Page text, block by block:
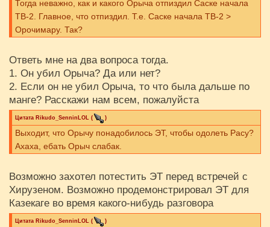
Тогда неважно, как и какого Орыча отпиздил Саске начала
ТВ-2. Главное, что отпиздил. Т.е. Саске начала ТВ-2 >
Орочимару. Так?
Ответь мне на два вопроса тогда.
1. Он убил Орыча? Да или нет?
2. Если он не убил Орыча, то что была дальше по
манге? Расскажи нам всем, пожалуйста
Цитата Rikudo_SenninLOL ( )
Выходит, что Орычу понадобилось ЭТ, чтобы одолеть Расу?
Ахаха, ебать Орыч слабак.
Возможно захотел потестить ЭТ перед встречей с
Хирузеном. Возможно продемонстрировал ЭТ для
Казекаге во время какого-нибудь разговора
Цитата Rikudo_SenninLOL ( )